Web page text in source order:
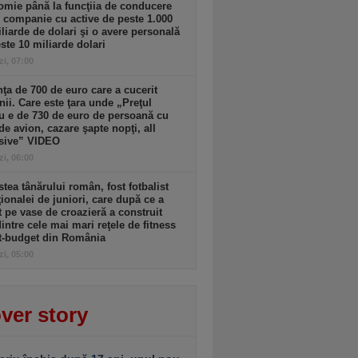
până la funcţiia de conducere
cu active de peste 1.000
de dolari şi o avere personală
10 miliarde dolari
07:00
de 700 de euro care a cucerit
Care este ţara unde „Preţul
e de 730 de euro de persoană cu
avion, cazare şapte nopţi, all
VIDEO
06:00
tânărului român, fost fotbalist
de juniori, care după ce a
pe vase de croazieră a construit
cele mai mari reţele de fitness
budget din România
05:00
story